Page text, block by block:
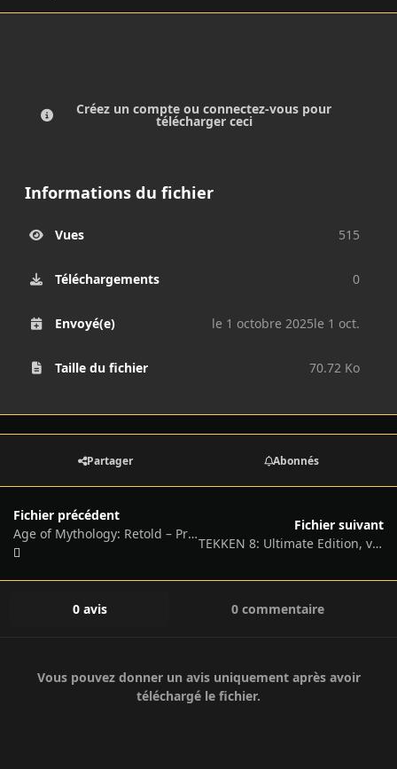
Créez un compte ou connectez-vous pour
télécharger ceci
Informations du fichier
Vues 515
Téléchargements 0
Envoyé(e) le 1 octobre 2025le 1 oct.
Taille du fichier 70.72 Ko
Partager Abonnés
Fichier précédent
Age of Mythology: Retold – Premium Edition, v100.18.49472.0 + 5 DLCs/Bonuses
Fichier suivant
TEKKEN 8: Ultimate Edition, v2.06.01 + 23 DLCs + Bonus Soundtrack
0 avis 0 commentaire
Vous pouvez donner un avis uniquement après avoir
téléchargé le fichier.